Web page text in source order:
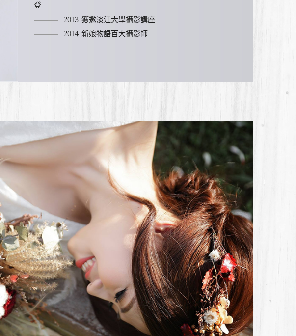
登
2013 獲邀淡江大學攝影講座
2014 新娘物語百大攝影師